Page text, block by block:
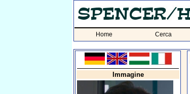
Home Cerca
Immagine